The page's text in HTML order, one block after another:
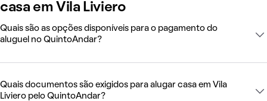
casa em Vila Liviero
Quais são as opções disponíveis para o pagamento do
aluguel no QuintoAndar?
Quais documentos são exigidos para alugar casa em Vila
Liviero pelo QuintoAndar?